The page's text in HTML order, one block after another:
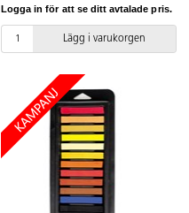
Pennkropp och lock i polypropen.
Logga in för att se ditt avtalade pris.
Lägg i varukorgen